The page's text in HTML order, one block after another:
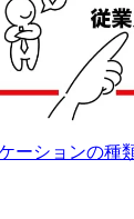
ーションの種